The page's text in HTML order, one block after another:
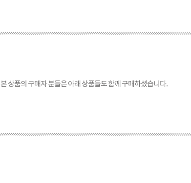
본 상품의 구매자 분들은 아래 상품들도 함께 구매하셨습니다.